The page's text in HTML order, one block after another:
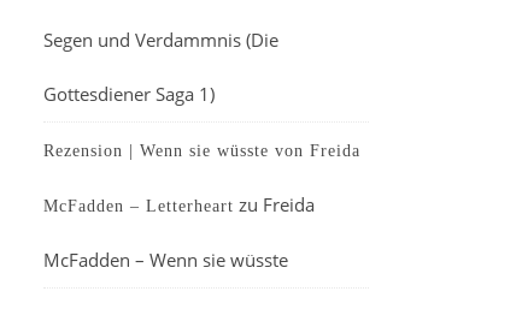
Segen und Verdammnis (Die
Gottesdiener Saga 1)
Rezension | Wenn sie wüsste von Freida
McFadden – Letterheart zu Freida
McFadden – Wenn sie wüsste